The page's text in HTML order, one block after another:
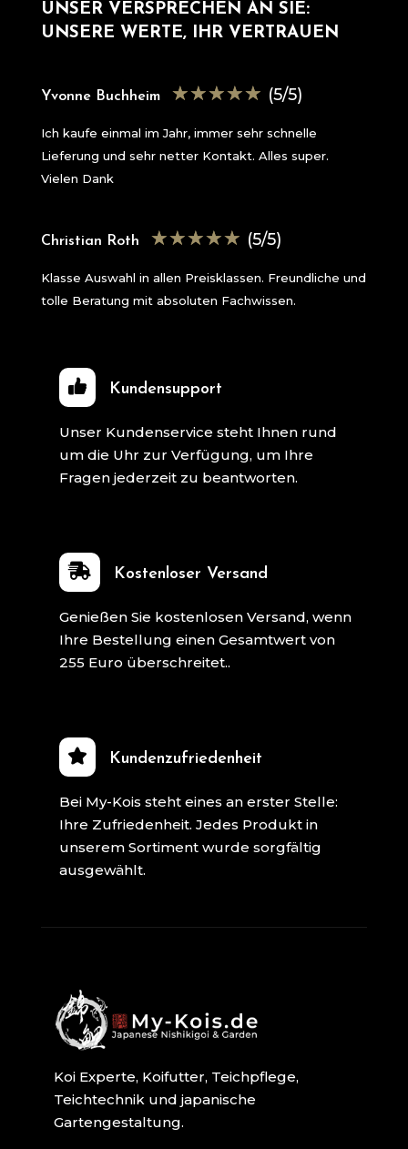
UNSER VERSPRECHEN AN SIE:
UNSERE WERTE, IHR VERTRAUEN
Yvonne Buchheim ☆☆☆☆☆ (5/5)
Ich kaufe einmal im Jahr, immer sehr schnelle
Lieferung und sehr netter Kontakt. Alles super.
Vielen Dank
Christian Roth ☆☆☆☆☆ (5/5)
Klasse Auswahl in allen Preisklassen. Freundliche und
tolle Beratung mit absoluten Fachwissen.
Kundensupport
Unser Kundenservice steht Ihnen rund
um die Uhr zur Verfügung, um Ihre
Fragen jederzeit zu beantworten.
 Kostenloser Versand
Genießen Sie kostenlosen Versand, wenn
Ihre Bestellung einen Gesamtwert von
255 Euro überschreitet..
Kundenzufriedenheit
Bei My-Kois steht eines an erster Stelle:
Ihre Zufriedenheit. Jedes Produkt in
unserem Sortiment wurde sorgfältig
ausgewählt.
Koi Experte, Koifutter, Teichpflege,
Teichtechnik und japanische
Gartengestaltung.